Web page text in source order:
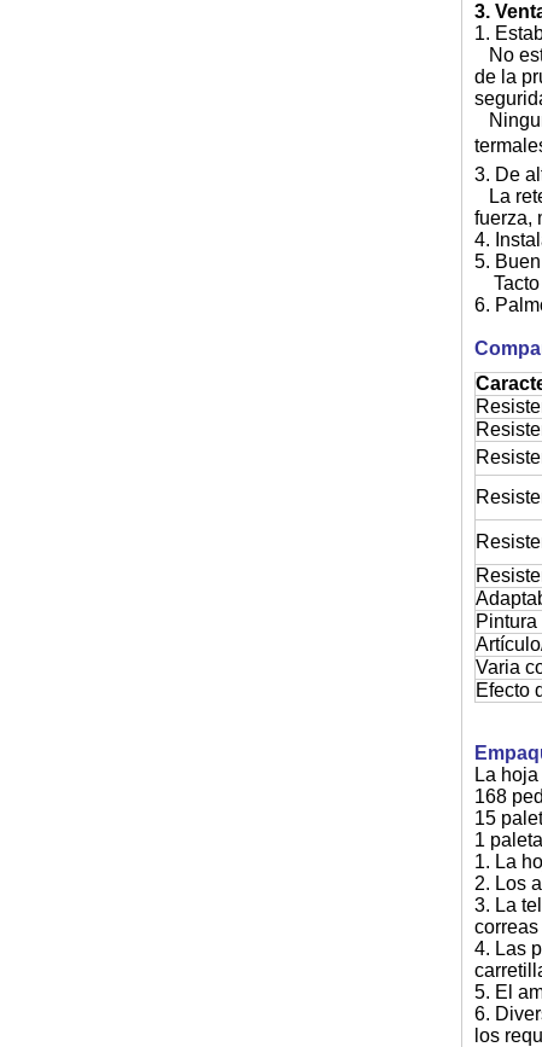
3.
1.
No
de la
3. De
La
fuerza,
4.
5.
Tacto
6.
Pintura
Varia
Efecto
La
168
15
1
1. La
2. Los
3. La
4. Las
5. El
6.
los